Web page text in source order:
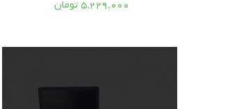
5,229,000 تومان